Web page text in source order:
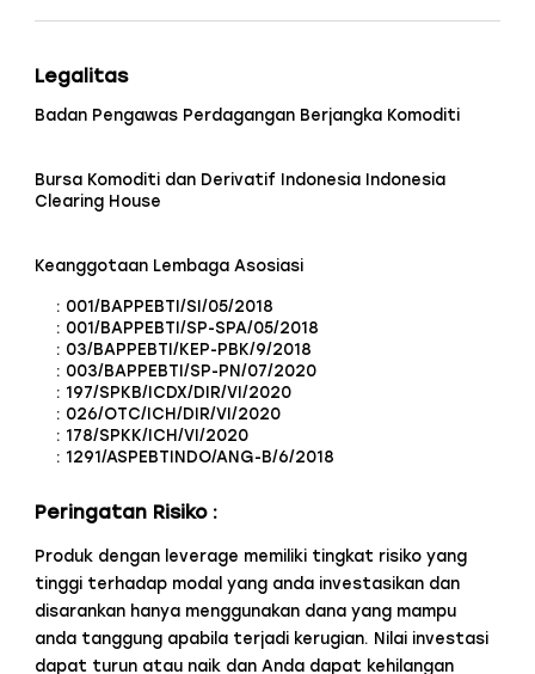
Legalitas
Badan Pengawas Perdagangan Berjangka Komoditi
Bursa Komoditi dan Derivatif Indonesia Indonesia
Clearing House
Keanggotaan Lembaga Asosiasi
: 001/BAPPEBTI/SI/05/2018
: 001/BAPPEBTI/SP-SPA/05/2018
: 03/BAPPEBTI/KEP-PBK/9/2018
: 003/BAPPEBTI/SP-PN/07/2020
: 197/SPKB/ICDX/DIR/VI/2020
: 026/OTC/ICH/DIR/VI/2020
: 178/SPKK/ICH/VI/2020
: 1291/ASPEBTINDO/ANG-B/6/2018
Peringatan Risiko :
Produk dengan leverage memiliki tingkat risiko yang
tinggi terhadap modal yang anda investasikan dan
disarankan hanya menggunakan dana yang mampu
anda tanggung apabila terjadi kerugian. Nilai investasi
dapat turun atau naik dan Anda dapat kehilangan